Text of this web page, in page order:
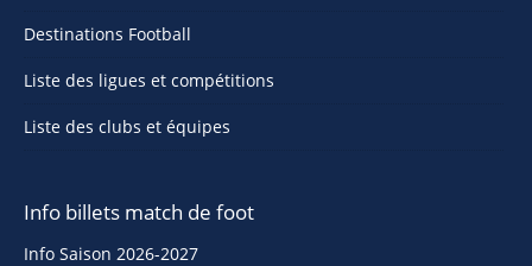
Destinations Football
Liste des ligues et compétitions
Liste des clubs et équipes
Info billets match de foot
Info Saison 2026-2027